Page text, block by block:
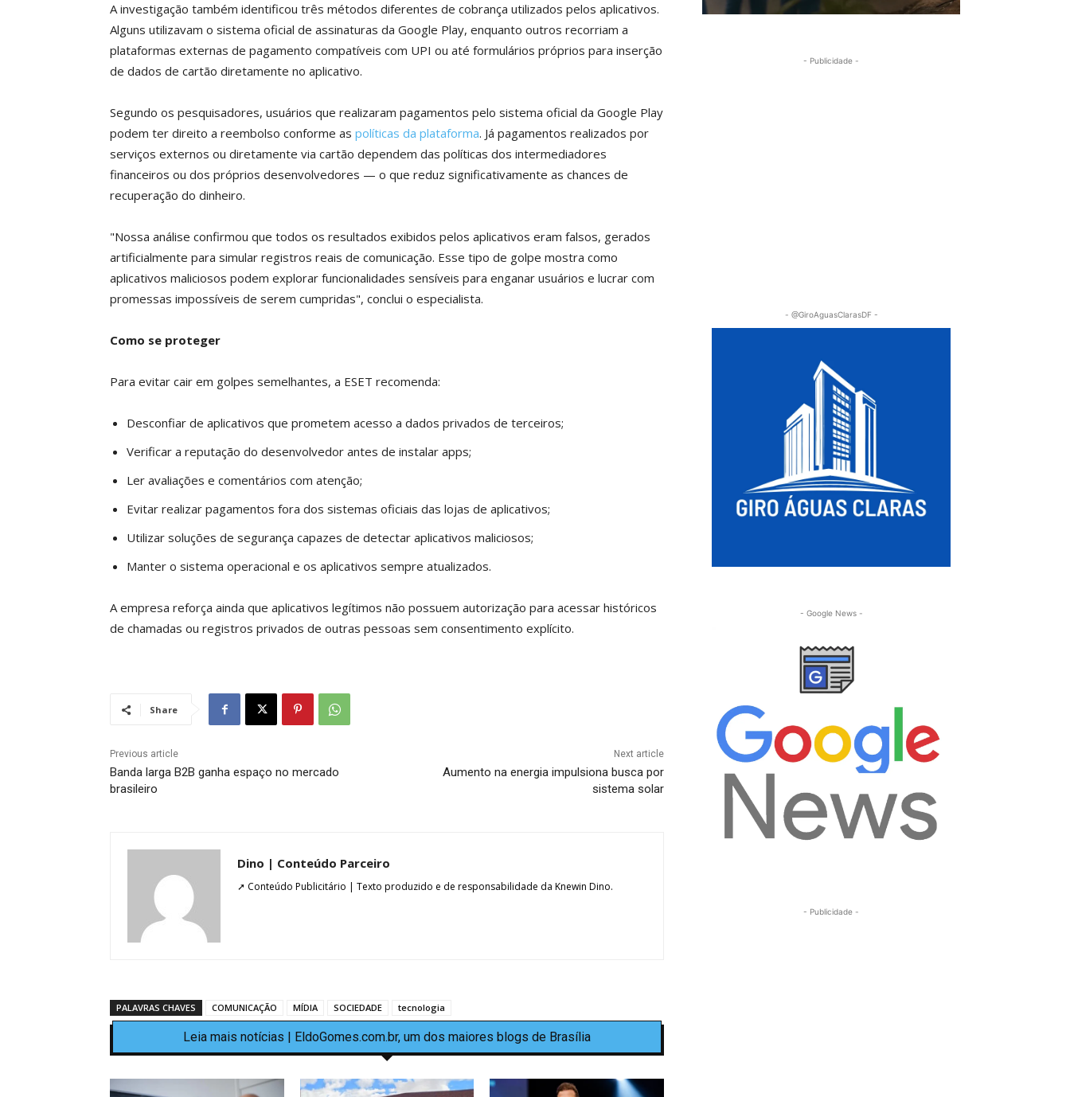
A investigação também identificou três métodos diferentes de cobrança utilizados pelos aplicativos.
Alguns utilizavam o sistema oficial de assinaturas da Google Play, enquanto outros recorriam a
plataformas externas de pagamento compatíveis com UPI ou até formulários próprios para inserção
de dados de cartão diretamente no aplicativo.
Segundo os pesquisadores, usuários que realizaram pagamentos pelo sistema oficial da Google Play
podem ter direito a reembolso conforme as políticas da plataforma. Já pagamentos realizados por
serviços externos ou diretamente via cartão dependem das políticas dos intermediadores
financeiros ou dos próprios desenvolvedores — o que reduz significativamente as chances de
recuperação do dinheiro.
"Nossa análise confirmou que todos os resultados exibidos pelos aplicativos eram falsos, gerados
artificialmente para simular registros reais de comunicação. Esse tipo de golpe mostra como
aplicativos maliciosos podem explorar funcionalidades sensíveis para enganar usuários e lucrar com
promessas impossíveis de serem cumpridas", conclui o especialista.
Como se proteger
Para evitar cair em golpes semelhantes, a ESET recomenda:
Desconfiar de aplicativos que prometem acesso a dados privados de terceiros;
Verificar a reputação do desenvolvedor antes de instalar apps;
Ler avaliações e comentários com atenção;
Evitar realizar pagamentos fora dos sistemas oficiais das lojas de aplicativos;
Utilizar soluções de segurança capazes de detectar aplicativos maliciosos;
Manter o sistema operacional e os aplicativos sempre atualizados.
A empresa reforça ainda que aplicativos legítimos não possuem autorização para acessar históricos
de chamadas ou registros privados de outras pessoas sem consentimento explícito.
Share
Previous article
Banda larga B2B ganha espaço no mercado
brasileiro
Next article
Aumento na energia impulsiona busca por
sistema solar
Dino | Conteúdo Parceiro
➚ Conteúdo Publicitário | Texto produzido e de responsabilidade da Knewin Dino.
PALAVRAS CHAVES COMUNICAÇÃO MÍDIA SOCIEDADE tecnologia
Leia mais notícias | EldoGomes.com.br, um dos maiores blogs de Brasília
- Publicidade -
- @GiroAguasClarasDF -
- Google News -
- Publicidade -